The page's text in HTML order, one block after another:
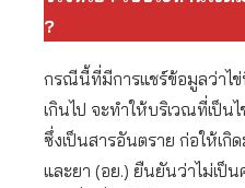
?
กรณีนี้ที่มีการแชร์ข้อมูลว่าไข่
เกินไป จะทำให้บริเวณที่เป็น
ซึ่งเป็นสารอันตราย ก่อให้เกิ
และยา (อย.) ยืนยันว่าไม่เป็น